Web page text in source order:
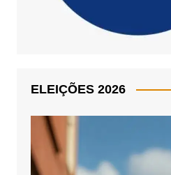
ELEIÇÕES 2026